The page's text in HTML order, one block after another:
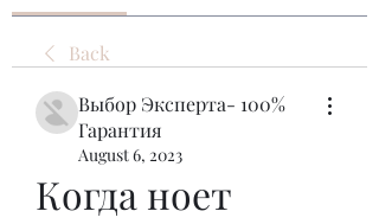
Back
Выбор Эксперта- 100%
Гарантия
August 6, 2023
Когда ноет